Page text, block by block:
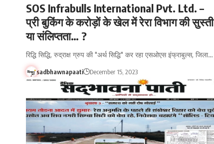
SOS Infrabulls International Pvt. Ltd. –
प्री बुकिंग के करोड़ों के खेल में रेरा विभाग की सुस्ती
या संलिप्तता… ?
रिद्धि सिद्धि, रुद्राक्ष ग्रुप की "अर्थ सिद्धि" कर रहा एसओएस इंफ्राबुल्स, जिला…
sadbhawnapaati December 15, 2023